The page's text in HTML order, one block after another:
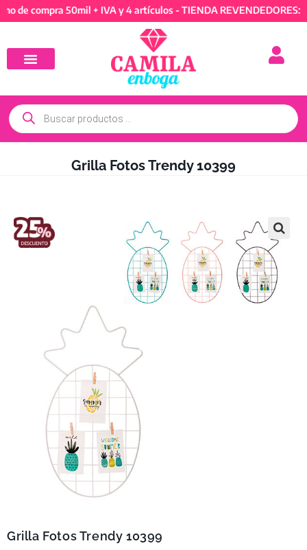
de compra 50mil + IVA y 4 artículos - TIENDA REVENDEDORES:
Grilla Fotos Trendy 10399
Grilla Fotos Trendy 10399